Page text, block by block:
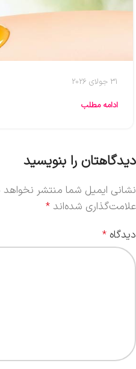
31 جولای 2026
ادامه مطلب
دیدگاهتان را بنویسید
نشانی ایمیل شما منتشر
علامت‌گذاری شده‌اند *
دیدگاه *